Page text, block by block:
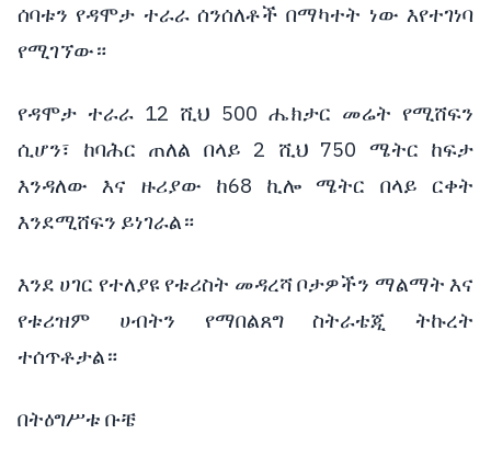
ሰባቱን የዳሞታ ተራራ ሰንሰለቶች በማካተት ነው እየተገነባ
የሚገኘው።
የዳሞታ ተራራ 12 ሺህ 500 ሔክታር መሬት የሚሸፍን
ሲሆን፣ ከባሕር ጠለል በላይ 2 ሺህ 750 ሜትር ከፍታ
እንዳለው እና ዙሪያው ከ68 ኪሎ ሜትር በላይ ርቀት
እንደሚሸፍን ይነገራል።
እንደ ሀገር የተለያዩ የቱሪስት መዳረሻ ቦታዎችን ማልማት እና
የቱሪዝም ሀብትን የማበልጸግ ስትራቴጂ ትኩረት
ተሰጥቶታል።
በትዕግሥቱ ቡቼ